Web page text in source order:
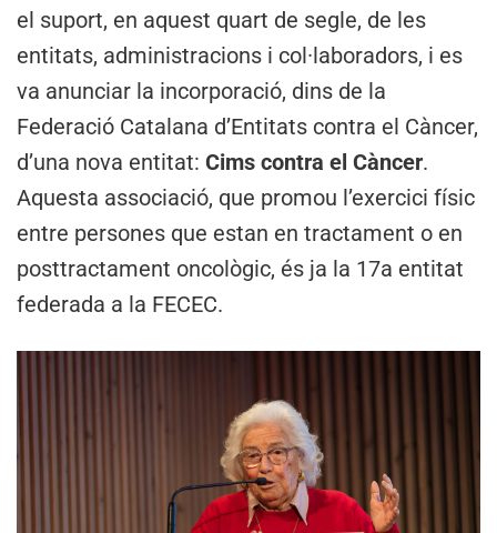
el suport, en aquest quart de segle, de les
entitats, administracions i col·laboradors, i es
va anunciar la incorporació, dins de la
Federació Catalana d’Entitats contra el Càncer,
d’una nova entitat: Cims contra el Càncer.
Aquesta associació, que promou l’exercici físic
entre persones que estan en tractament o en
posttractament oncològic, és ja la 17a entitat
federada a la FECEC.